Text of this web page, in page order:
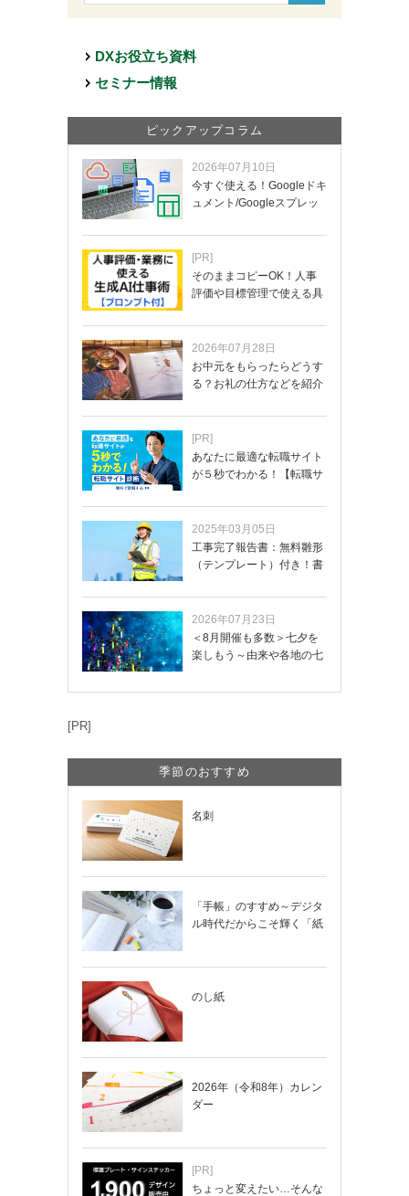
DXお役立ち資料
セミナー情報
ピックアップコラム
2026年07月10日
今すぐ使える！Googleドキ
ュメント/Googleスプレッ
[PR]
そのままコピーOK！人事
評価や目標管理で使える具
2026年07月28日
お中元をもらったらどうす
る？お礼の仕方などを紹介
[PR]
あなたに最適な転職サイト
が５秒でわかる！【転職サ
2025年03月05日
工事完了報告書：無料雛形
（テンプレート）付き！書
2026年07月23日
＜8月開催も多数＞七夕を
楽しもう～由来や各地の七
[PR]
季節のおすすめ
名刺
「手帳」のすすめ～デジタ
ル時代だからこそ輝く「紙
のし紙
2026年（令和8年）カレン
ダー
[PR]
ちょっと変えたい…そんな